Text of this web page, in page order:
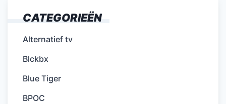
CATEGORIEËN
Alternatief tv
Blckbx
Blue Tiger
BPOC